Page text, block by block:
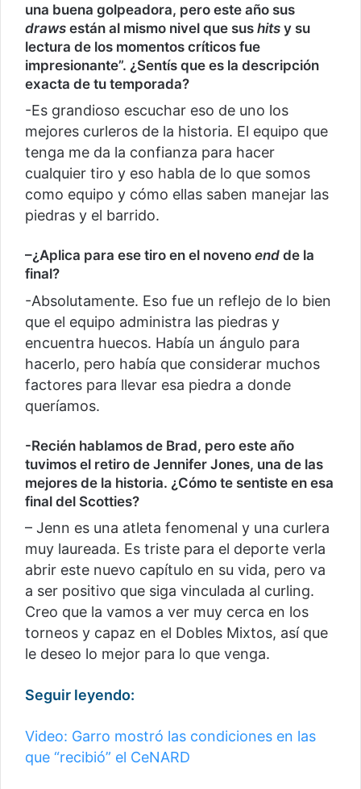
una buena golpeadora, pero este año sus
draws están al mismo nivel que sus hits y su
lectura de los momentos críticos fue
impresionante”. ¿Sentís que es la descripción
exacta de tu temporada?
-Es grandioso escuchar eso de uno los
mejores curleros de la historia. El equipo que
tenga me da la confianza para hacer
cualquier tiro y eso habla de lo que somos
como equipo y cómo ellas saben manejar las
piedras y el barrido.
–¿Aplica para ese tiro en el noveno end de la
final?
-Absolutamente. Eso fue un reflejo de lo bien
que el equipo administra las piedras y
encuentra huecos. Había un ángulo para
hacerlo, pero había que considerar muchos
factores para llevar esa piedra a donde
queríamos.
-Recién hablamos de Brad, pero este año
tuvimos el retiro de Jennifer Jones, una de las
mejores de la historia. ¿Cómo te sentiste en esa
final del Scotties?
– Jenn es una atleta fenomenal y una curlera
muy laureada. Es triste para el deporte verla
abrir este nuevo capítulo en su vida, pero va
a ser positivo que siga vinculada al curling.
Creo que la vamos a ver muy cerca en los
torneos y capaz en el Dobles Mixtos, así que
le deseo lo mejor para lo que venga.
Seguir leyendo:
Video: Garro mostró las condiciones en las
que “recibió” el CeNARD